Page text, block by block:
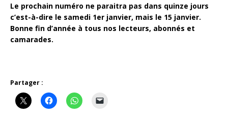
Le prochain numéro ne paraitra pas dans quinze jours
c’est-à-dire le samedi 1er janvier, mais le 15 janvier.
Bonne fin d’année à tous nos lecteurs, abonnés et
camarades.
Partager :